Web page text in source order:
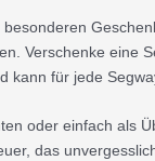
Verschenke eine
kann für jede
oder einfach als
das